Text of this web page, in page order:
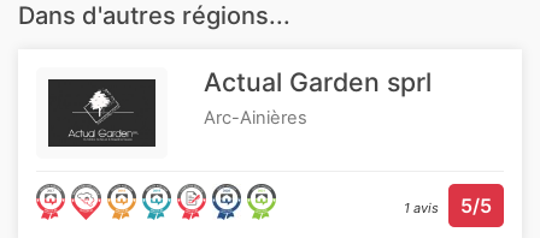
Dans d'autres régions...
Actual Garden sprl
Arc-Ainières
1 avis 5/5